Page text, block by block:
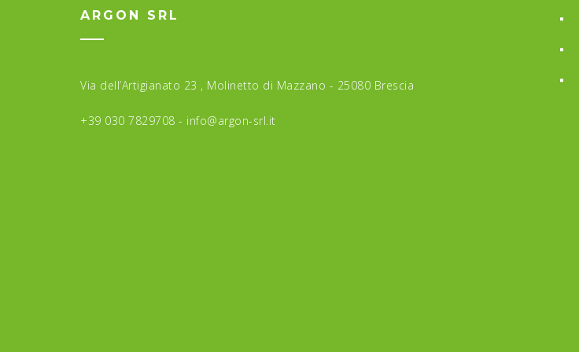
ARGON SRL
Via dell’Artigianato 23 , Molinetto di Mazzano - 25080 Brescia
+39 030 7829708 - info@argon-srl.it